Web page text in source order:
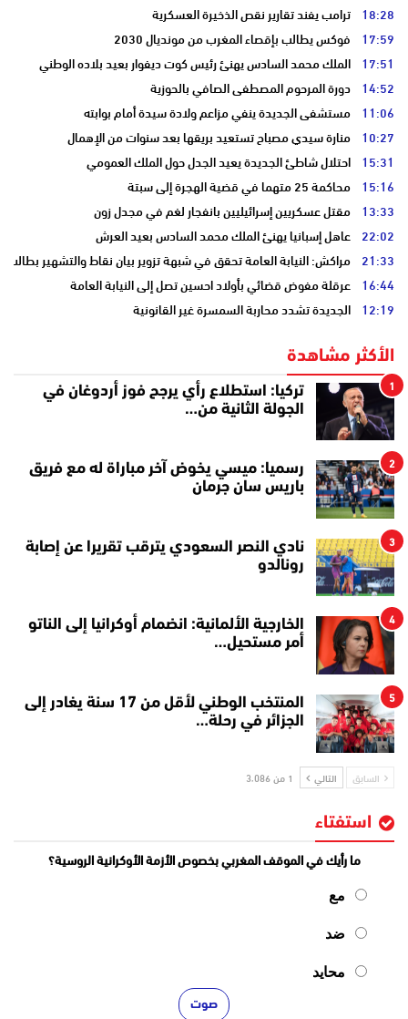
18:28 ترامب يفند تقارير نقص الذخيرة العسكرية
17:59 فوكس يطالب بإقصاء المغرب من مونديال 2030
17:51 الملك محمد السادس يهنئ رئيس كوت ديفوار بعيد بلاده الوطني
14:52 دورة المرحوم المصطفى الصافي بالحوزية
11:06 مستشفى الجديدة ينفي مزاعم ولادة سيدة أمام بوابته
10:27 منارة سيدي مصباح تستعيد بريقها بعد سنوات من الإهمال
15:31 احتلال شاطئ الجديدة يعيد الجدل حول الملك العمومي
15:16 محاكمة 25 متهما في قضية الهجرة إلى سبتة
13:33 مقتل عسكريين إسرائيليين بانفجار لغم في مجدل زون
22:02 عاهل إسبانيا يهنئ الملك محمد السادس بعيد العرش
21:33 مراكش: النيابة العامة تحقق في شبهة تزوير بيان نقاط والتشهير بطالب
16:44 عرقلة مفوض قضائي بأولاد احسين تصل إلى النيابة العامة
12:19 الجديدة تشدد محاربة السمسرة غير القانونية
الأكثر مشاهدة
1
تركيا: استطلاع رأي يرجح فوز أردوغان في
الجولة الثانية من…
2
رسميا: ميسي يخوض آخر مباراة له مع فريق
باريس سان جرمان
3
نادي النصر السعودي يترقب تقريرا عن إصابة
رونالدو
4
الخارجية الألمانية: انضمام أوكرانيا إلى الناتو
أمر مستحيل…
5
المنتخب الوطني لأقل من 17 سنة يغادر إلى
الجزائر في رحلة…
السابق التالي 1 من 3٬086
استفتاء
ما رأيك في الموقف المغربي بخصوص الأزمة الأوكرانية الروسية؟
مع
ضد
محايد